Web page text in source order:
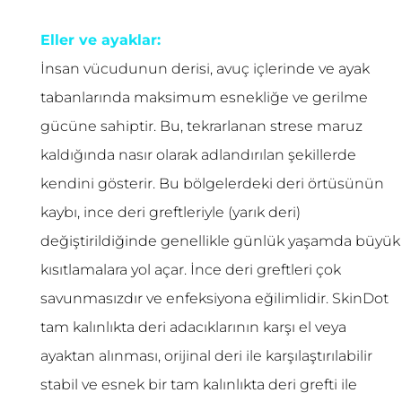
Eller ve ayaklar:
İnsan vücudunun derisi, avuç içlerinde ve ayak
tabanlarında maksimum esnekliğe ve gerilme
gücüne sahiptir. Bu, tekrarlanan strese maruz
kaldığında nasır olarak adlandırılan şekillerde
kendini gösterir. Bu bölgelerdeki deri örtüsünün
kaybı, ince deri greftleriyle (yarık deri)
değiştirildiğinde genellikle günlük yaşamda büyük
kısıtlamalara yol açar. İnce deri greftleri çok
savunmasızdır ve enfeksiyona eğilimlidir. SkinDot
tam kalınlıkta deri adacıklarının karşı el veya
ayaktan alınması, orijinal deri ile karşılaştırılabilir
stabil ve esnek bir tam kalınlıkta deri grefti ile